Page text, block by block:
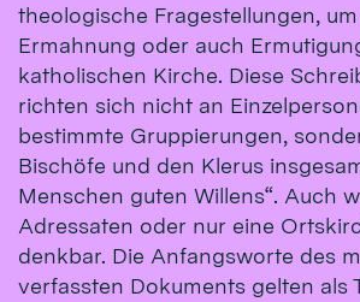
theologische Fragestellungen,
Ermahnung oder auch
katholischen Kirche. Diese
richten sich nicht an
bestimmte Gruppierungen,
Bischöfe und den Klerus
Menschen guten Willens“. Auch
Adressaten oder nur eine
denkbar. Die Anfangsworte des
verfassten Dokuments gelten als